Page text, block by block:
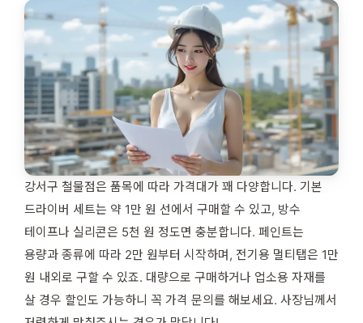
강서구 철물점은 품목에 따라 가격대가 꽤 다양합니다. 기본
드라이버 세트는 약 1만 원 선에서 구매할 수 있고, 방수
테이프나 실리콘은 5천 원 정도면 충분합니다. 페인트는
용량과 종류에 따라 2만 원부터 시작하며, 전기용 멀티탭은 1만
원 내외로 구할 수 있죠. 대량으로 구매하거나 업소용 자재를
살 경우 할인도 가능하니 꼭 가격 문의를 해보세요. 사장님께서